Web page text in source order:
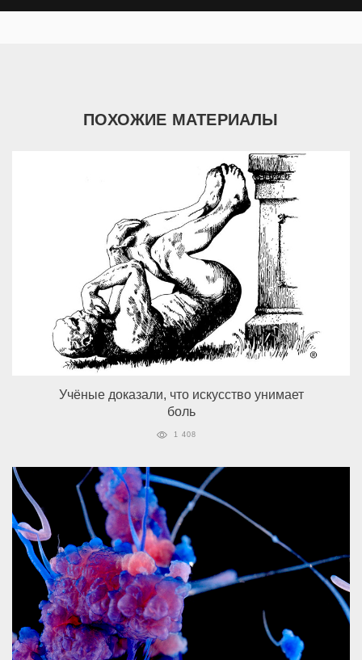
ПОХОЖИЕ МАТЕРИАЛЫ
Учёные доказали, что искусство унимает
боль
1 408